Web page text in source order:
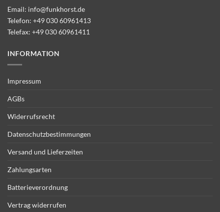
Email: info@funkhorst.de
Telefon: +49 030 60961413
Telefax: +49 030 60961411
INFORMATION
Impressum
AGBs
Widerrufsrecht
Datenschutzbestimmungen
Versand und Lieferzeiten
Zahlungsarten
Batterieverordnung
Vertrag widerrufen